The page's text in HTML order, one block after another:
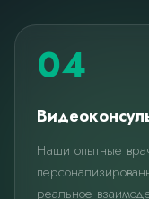
04
Наши опытные
реальное